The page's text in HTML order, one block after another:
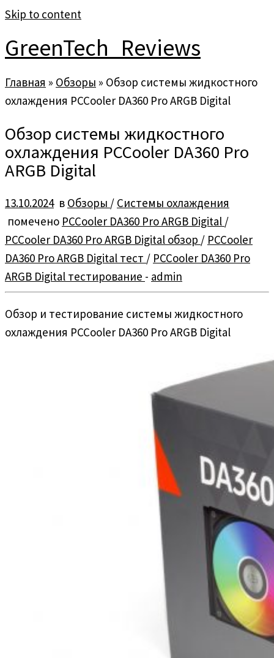
Skip to content
GreenTech_Reviews
Главная » Обзоры » Обзор системы жидкостного
охлаждения PCCooler DA360 Pro ARGB Digital
Обзор системы жидкостного
охлаждения PCCooler DA360 Pro
ARGB Digital
13.10.2024в Обзоры / Системы охлаждения
помечено PCCooler DA360 Pro ARGB Digital /
PCCooler DA360 Pro ARGB Digital обзор / PCCooler
DA360 Pro ARGB Digital тест / PCCooler DA360 Pro
ARGB Digital тестирование - admin
Обзор и тестирование системы жидкостного
охлаждения PCCooler DA360 Pro ARGB Digital